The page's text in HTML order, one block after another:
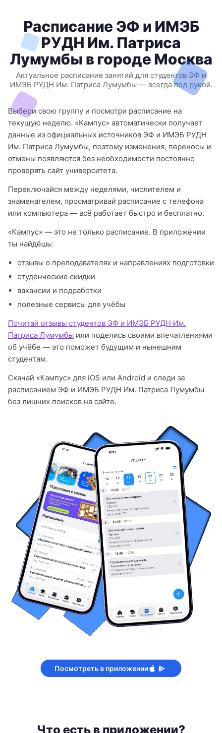
Расписание ЭФ и ИМЭБ
РУДН Им. Патриса
Лумумбы в городе Москва
Актуальное расписание занятий для студентов ЭФ и
ИМЭБ РУДН Им. Патриса Лумумбы — всегда под рукой.
Выбери свою группу и посмотри расписание на
текущую неделю. «Кампус» автоматически получает
данные из официальных источников ЭФ и ИМЭБ РУДН
Им. Патриса Лумумбы, поэтому изменения, переносы и
отмены появляются без необходимости постоянно
проверять сайт университета.
Переключайся между неделями, числителем и
знаменателем, просматривай расписание с телефона
или компьютера — всё работает быстро и бесплатно.
«Кампус» — это не только расписание. В приложении
ты найдёшь:
отзывы о преподавателях и направлениях подготовки
студенческие скидки
вакансии и подработки
полезные сервисы для учёбы
Почитай отзывы студентов ЭФ и ИМЭБ РУДН Им.
Патриса Лумумбы или поделись своими впечатлениями
об учёбе — это поможет будущим и нынешним
студентам.
Скачай «Кампус» для iOS или Android и следи за
расписанием ЭФ и ИМЭБ РУДН Им. Патриса Лумумбы
без лишних поисков на сайте.
Посмотреть в приложении
Что есть в приложении?